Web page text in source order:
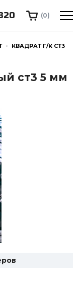
(0)
КВАДРАТ Г/К СТ3
ст3 5 мм